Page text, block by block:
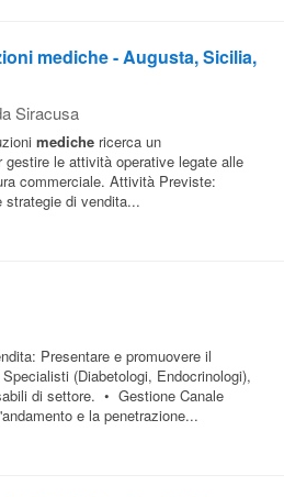
mediche - Augusta, Sicilia,
Siracusa
mediche ricerca un
gestire le attività operative legate alle
commerciale. Attività Previste:
di vendita...
Presentare e promuovere il
Specialisti (Diabetologi, Endocrinologi),
di settore. • Gestione Canale
e la penetrazione...